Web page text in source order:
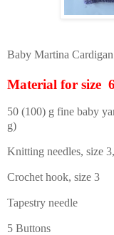
Baby Martina Cardigan
Material for size
50 (100) g fine baby
g)
Knitting needles, size
Crochet hook, size 3
Tapestry needle
5 Buttons